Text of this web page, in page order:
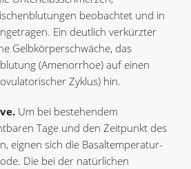
beobachtet und in
Ein deutlich verkürzter
Gelbkörperschwäche, das
(Amenorrhoe) auf einen
Zyklus) hin.
Um bei bestehendem
Tage und den Zeitpunkt des
eignen sich die Basaltemperatur-
Die bei der natürlichen